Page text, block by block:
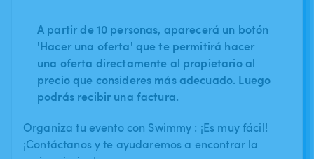
A partir de 10 personas, aparecerá un botón
'Hacer una oferta' que te permitirá hacer
una oferta directamente al propietario al
precio que consideres más adecuado. Luego
podrás recibir una factura.
Organiza tu evento con Swimmy : ¡Es muy fácil!
¡Contáctanos y te ayudaremos a encontrar la